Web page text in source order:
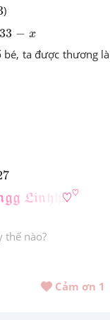
)
33 − x
33
bé, ta được thương là
gg Lin h ♡♡
𝖓𝖍 ♡
thế nào?
Cảm ơn 1